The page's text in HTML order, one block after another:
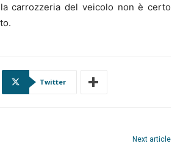
carrozzeria del veicolo non è certo
Twitter
Next article